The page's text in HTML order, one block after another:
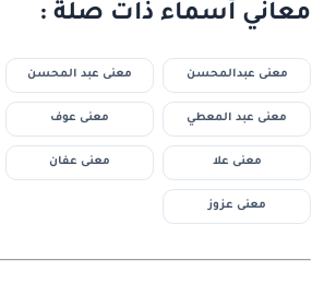
معاني أسماء ذات صلة :
معنى عبدالمحسن معنى عبد المحسن
معنى عبد المعطي معنى عوف
معنى علا معنى عفان
معنى عزوز